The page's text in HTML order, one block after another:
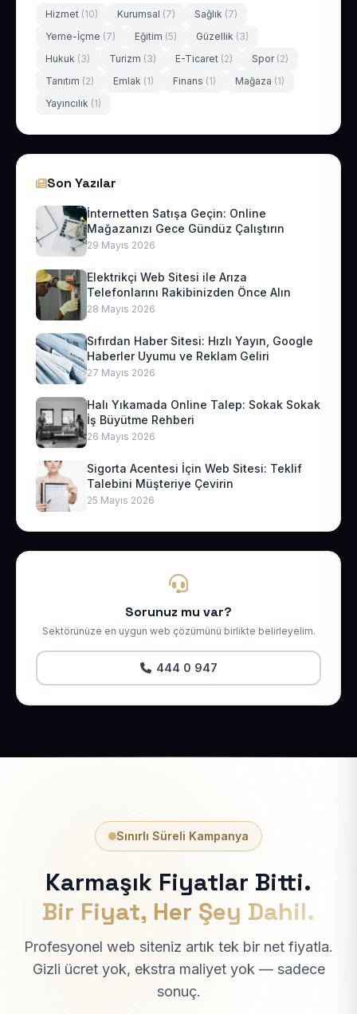
Hizmet (10) Kurumsal (7) Sağlık (7)
Yeme-İçme (7) Eğitim (5) Güzellik (3)
Hukuk (3) Turizm (3) E-Ticaret (2) Spor (2)
Tanıtım (2) Emlak (1) Finans (1) Mağaza (1)
Yayıncılık (1)
Son Yazılar
İnternetten Satışa Geçin: Online
Mağazanızı Gece Gündüz Çalıştırın
29 Mayıs 2026
Elektrikçi Web Sitesi ile Arıza
Telefonlarını Rakibinizden Önce Alın
28 Mayıs 2026
Sıfırdan Haber Sitesi: Hızlı Yayın, Google
Haberler Uyumu ve Reklam Geliri
27 Mayıs 2026
Halı Yıkamada Online Talep: Sokak Sokak
İş Büyütme Rehberi
26 Mayıs 2026
Sigorta Acentesi İçin Web Sitesi: Teklif
Talebini Müşteriye Çevirin
25 Mayıs 2026
Sorunuz mu var?
Sektörünüze en uygun web çözümünü birlikte belirleyelim.
444 0 947
Sınırlı Süreli Kampanya
Karmaşık Fiyatlar Bitti.
Bir Fiyat, Her Şey Dahil.
Profesyonel web siteniz artık tek bir net fiyatla.
Gizli ücret yok, ekstra maliyet yok — sadece
sonuç.